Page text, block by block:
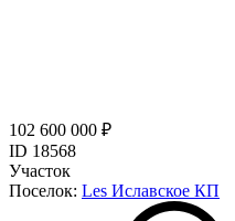
102 600 000 ₽
ID 18568
Участок
Поселок: Les Иславское КП